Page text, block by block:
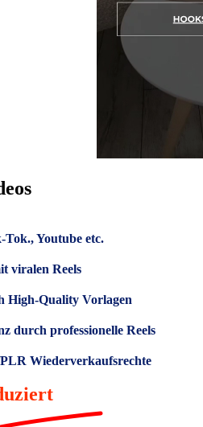
Youtube etc.
viralen Reels
High-Quality Vorlagen
durch professionelle Reels
Wiederverkaufsrechte